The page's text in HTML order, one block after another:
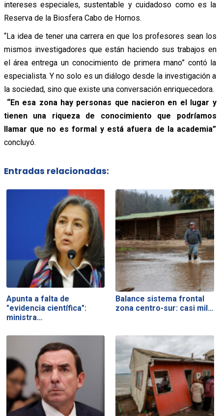
intereses especiales, sustentable y cuidadoso como es la
Reserva de la Biosfera Cabo de Hornos.
“La idea de tener una carrera en que los profesores sean los
mismos investigadores que están haciendo sus trabajos en
el área entrega un conocimiento de primera mano” contó la
especialista. Y no solo es un diálogo desde la investigación a
la sociedad, sino que existe una conversación enriquecedora.
“En esa zona hay personas que nacieron en el lugar y
tienen una riqueza de conocimiento que podríamos
llamar que no es formal y está afuera de la academia”
concluyó.
Entradas relacionadas:
Apunta a falta de
"evidencia científica":
ministra…
Balance sistema frontal
zona centro-sur: casi mil…